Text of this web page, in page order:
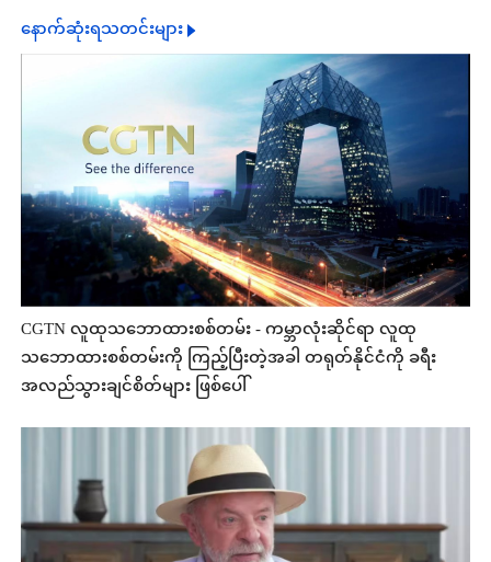
နောက်ဆုံးရသတင်းများ
CGTN လူထုသဘောထားစစ်တမ်း - ကမ္ဘာလုံးဆိုင်ရာ လူထု
သဘောထားစစ်တမ်းကို ကြည့်ပြီးတဲ့အခါ တရုတ်နိုင်ငံကို ခရီး
အလည်သွားချင်စိတ်များ ဖြစ်ပေါ်